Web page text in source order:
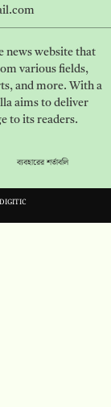
news website that
various fields,
and more. With a
aims to deliver
to its readers.
ব্যবহারের শর্তাবলি